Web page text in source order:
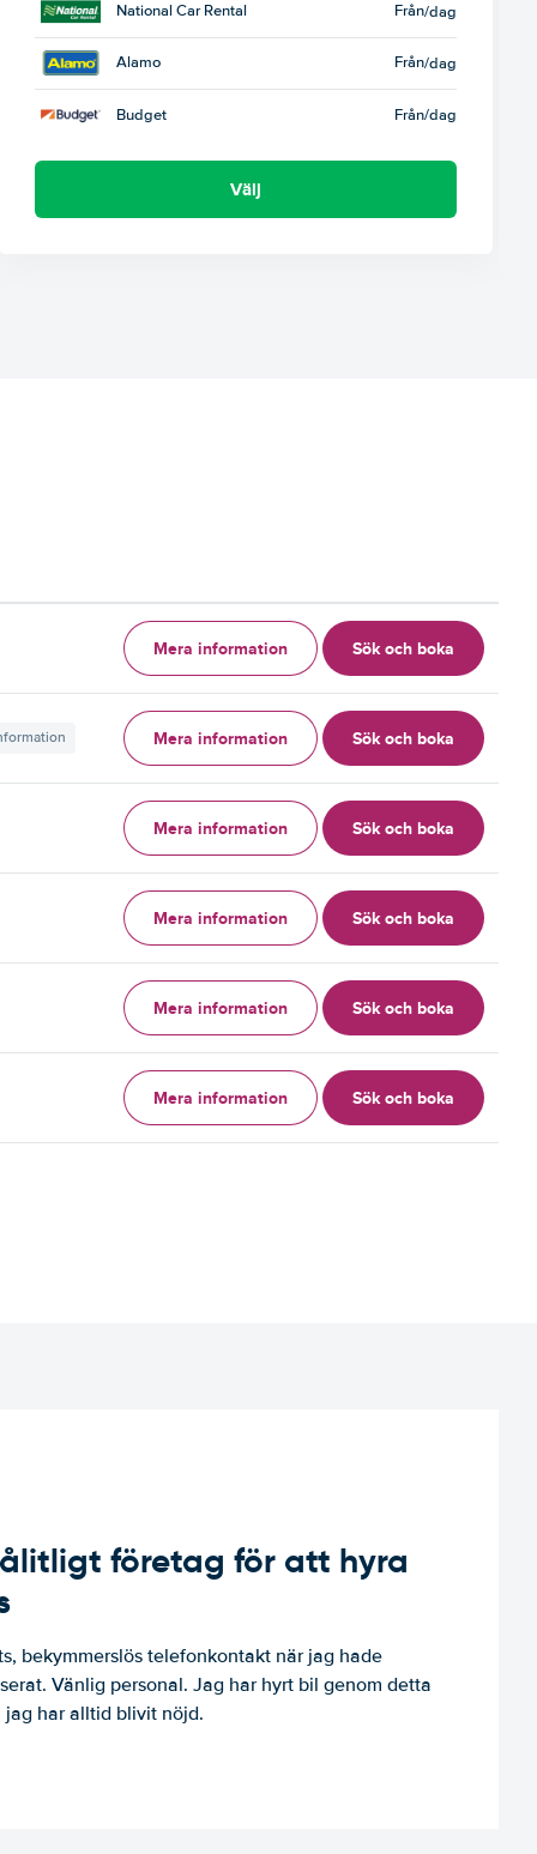
National Car Rental Från/dag
Alamo Från/dag
Budget Från/dag
Välj
Mera information Sök och boka
Mera information Sök och boka
Mera information Sök och boka
Mera information Sök och boka
Mera information Sök och boka
Mera information Sök och boka
företag för att hyra
bekymmerslös telefonkontakt när jag hade
Vänlig personal. Jag har hyrt bil genom detta
har alltid blivit nöjd.